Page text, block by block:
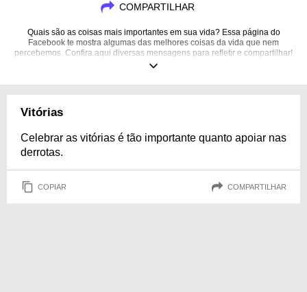
COMPARTILHAR
Quais são as coisas mais importantes em sua vida? Essa página do
Facebook te mostra algumas das melhores coisas da vida que nem
percebemos. Confira aqui diversas mensagens para refletir e compartilhar!
Afinal, a vida é feita de momentos, e cada um deles têm sua devida
Vitórias
Celebrar as vitórias é tão importante quanto apoiar nas
derrotas.
COPIAR COMPARTILHAR